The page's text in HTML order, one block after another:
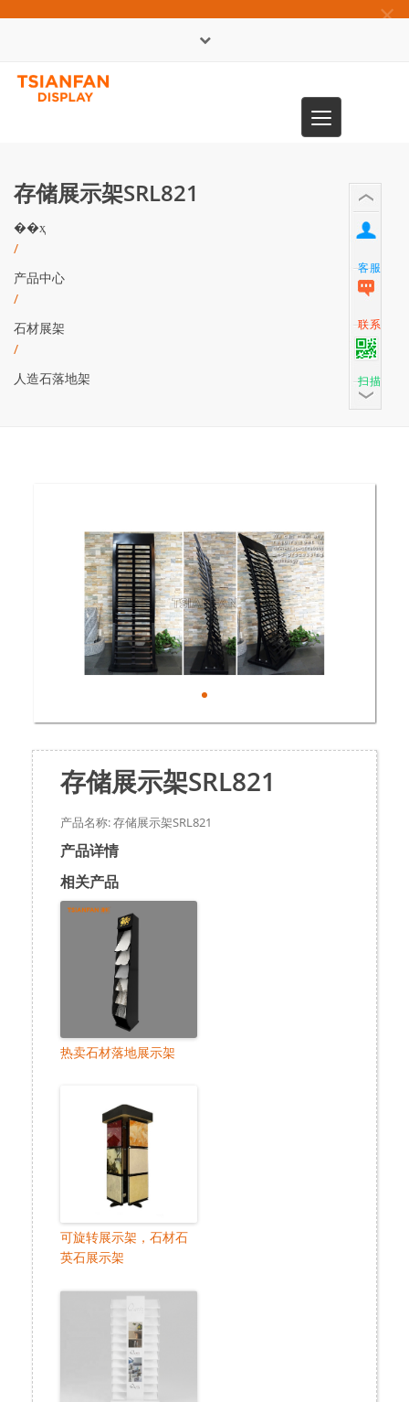
×
Toggle
navigation
存储展示架SRL821
��ҳ
/
产品中心
/
石材展架
/
人造石落地架
存储展示架SRL821
产品名称: 存储展示架SRL821
产品详情
相关产品
热卖石材落地展示架
可旋转展示架，石材石
英石展示架
客服
联系
扫描